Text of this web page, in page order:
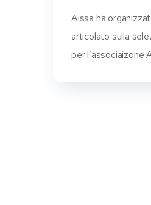
Aissa ha
articolato sulla
per l’associaizone